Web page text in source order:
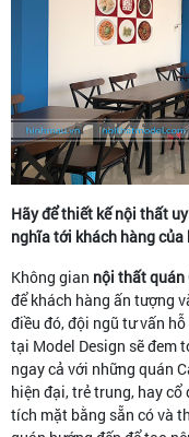
Hãy để thiết kế nội thất
nghĩa tới khách hàng của
Không gian nội thất quán
để khách hàng ấn tượng
điều đó, đội ngũ tư vấn
tại Model Design sẽ đem
ngay cả với những quán
hiện đại, trẻ trung, hay
tích mặt bằng sẵn có và